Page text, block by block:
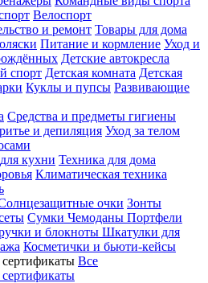
Велоспорт
и ремонт Товары для дома
Питание и кормление Уход и
Детские автокресла
спорт Детская комната Детская
Куклы и пупсы Развивающие
Средства и предметы гигиены
и депиляция Уход за телом
кухни Техника для дома
Климатическая техника
очки Зонты
Сумки Чемоданы Портфели
и блокноты Шкатулки для
Косметички и бьюти-кейсы
Все